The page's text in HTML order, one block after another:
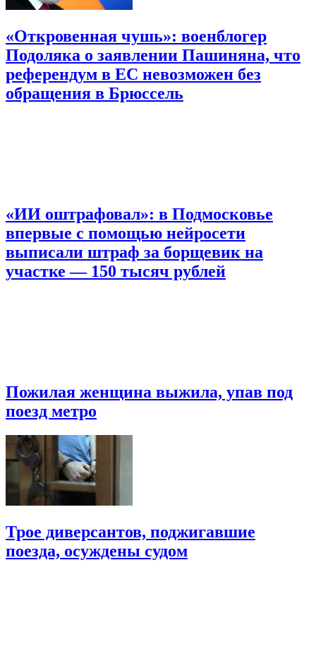
«Откровенная чушь»: военблогер
Подоляка о заявлении Пашиняна, что
референдум в ЕС невозможен без
обращения в Брюссель
«ИИ оштрафовал»: в Подмосковье
впервые с помощью нейросети
выписали штраф за борщевик на
участке — 150 тысяч рублей
Пожилая женщина выжила, упав под
поезд метро
Трое диверсантов, поджигавшие
поезда, осуждены судом